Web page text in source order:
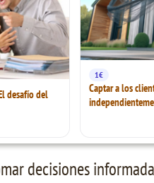
desafío del
1€
Captar a los
decisiones